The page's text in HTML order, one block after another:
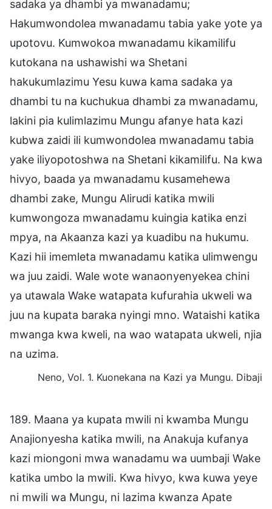
sadaka ya dhambi ya mwanadamu;
Hakumwondolea mwanadamu tabia yake yote ya
upotovu. Kumwokoa mwanadamu kikamilifu
kutokana na ushawishi wa Shetani
hakukumlazimu Yesu kuwa kama sadaka ya
dhambi tu na kuchukua dhambi za mwanadamu,
lakini pia kulimlazimu Mungu afanye hata kazi
kubwa zaidi ili kumwondolea mwanadamu tabia
yake iliyopotoshwa na Shetani kikamilifu. Na kwa
hivyo, baada ya mwanadamu kusamehewa
dhambi zake, Mungu Alirudi katika mwili
kumwongoza mwanadamu kuingia katika enzi
mpya, na Akaanza kazi ya kuadibu na hukumu.
Kazi hii imemleta mwanadamu katika ulimwengu
wa juu zaidi. Wale wote wanaonyenyekea chini
ya utawala Wake watapata kufurahia ukweli wa
juu na kupata baraka nyingi mno. Wataishi katika
mwanga kwa kweli, na wao watapata ukweli, njia
na uzima.
Neno, Vol. 1. Kuonekana na Kazi ya Mungu. Dibaji
189. Maana ya kupata mwili ni kwamba Mungu
Anajionyesha katika mwili, na Anakuja kufanya
kazi miongoni mwa wanadamu wa uumbaji Wake
katika umbo la mwili. Kwa hivyo, kwa kuwa yeye
ni mwili wa Mungu, ni lazima kwanza Apate